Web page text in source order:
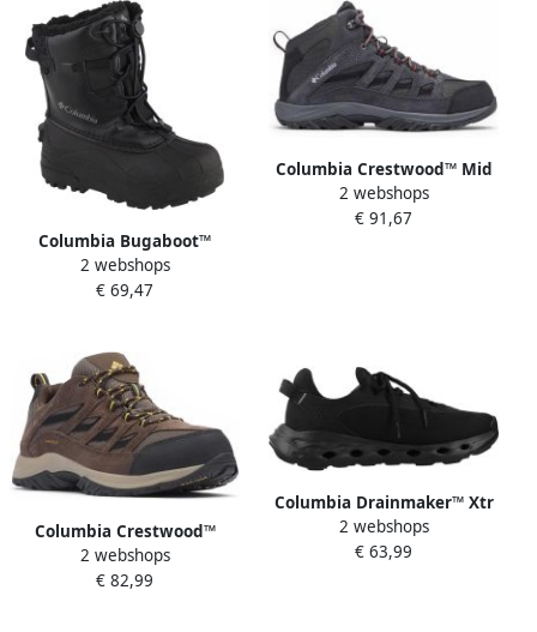
Columbia Bugaboot™
Laarzen Zwart
2 webshops
€ 69,47
Columbia Crestwood™ Mid
Waterproof
Wandelschoenen Grijs Man
2 webshops
€ 91,67
Columbia Crestwood™
Waterproof
Wandelschoenen Bruin Man
2 webshops
€ 82,99
Columbia Drainmaker™ Xtr
Wandelschoenen Zwart
Man
2 webshops
€ 63,99